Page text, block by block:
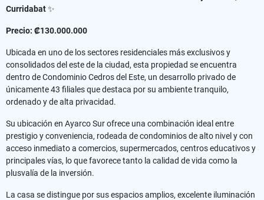
Curridabat✨
Precio: ₡130.000.000
Ubicada en uno de los sectores residenciales más exclusivos y
consolidados del este de la ciudad, esta propiedad se encuentra
dentro de Condominio Cedros del Este, un desarrollo privado de
únicamente 43 filiales que destaca por su ambiente tranquilo,
ordenado y de alta privacidad.
Su ubicación en Ayarco Sur ofrece una combinación ideal entre
prestigio y conveniencia, rodeada de condominios de alto nivel y con
acceso inmediato a comercios, supermercados, centros educativos y
principales vías, lo que favorece tanto la calidad de vida como la
plusvalía de la inversión.
La casa se distingue por sus espacios amplios, excelente iluminación